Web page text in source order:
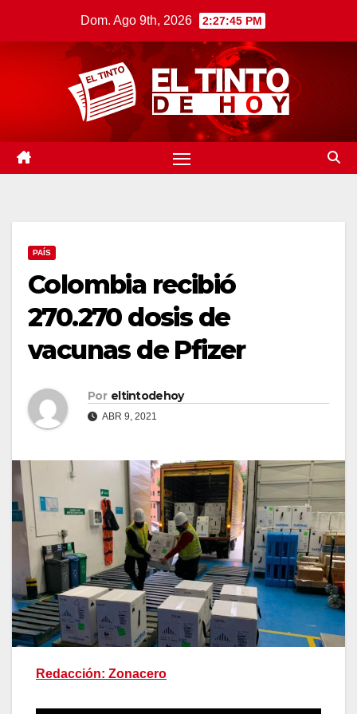
Dom. Ago 9th, 2026 2:27:46 PM
PAÍS
Colombia recibió
270.270 dosis de
vacunas de Pfizer
Por eltintodehoy
ABR 9, 2021
Redacción: Zonacero